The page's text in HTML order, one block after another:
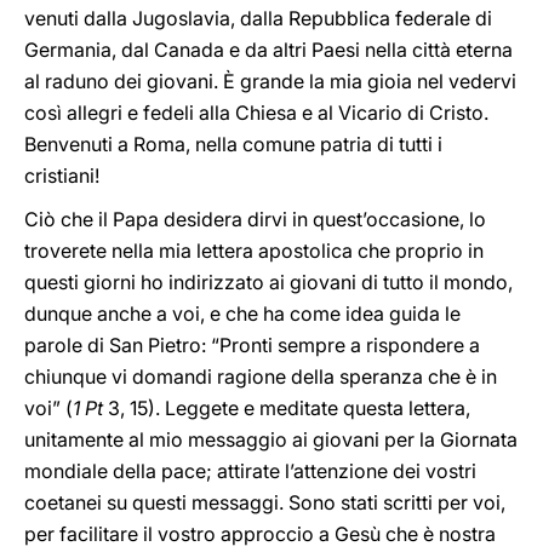
venuti dalla Jugoslavia, dalla Repubblica federale di
Germania, dal Canada e da altri Paesi nella città eterna
al raduno dei giovani. È grande la mia gioia nel vedervi
così allegri e fedeli alla Chiesa e al Vicario di Cristo.
Benvenuti a Roma, nella comune patria di tutti i
cristiani!
Ciò che il Papa desidera dirvi in quest’occasione, lo
troverete nella mia lettera apostolica che proprio in
questi giorni ho indirizzato ai giovani di tutto il mondo,
dunque anche a voi, e che ha come idea guida le
parole di San Pietro: “Pronti sempre a rispondere a
chiunque vi domandi ragione della speranza che è in
voi” (1 Pt3, 15). Leggete e meditate questa lettera,
unitamente al mio messaggio ai giovani per la Giornata
mondiale della pace; attirate l’attenzione dei vostri
coetanei su questi messaggi. Sono stati scritti per voi,
per facilitare il vostro approccio a Gesù che è nostra